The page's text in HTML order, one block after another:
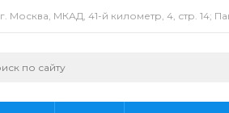
и
г. Москва, МКАД, 41-й километр, 4, стр. 14;